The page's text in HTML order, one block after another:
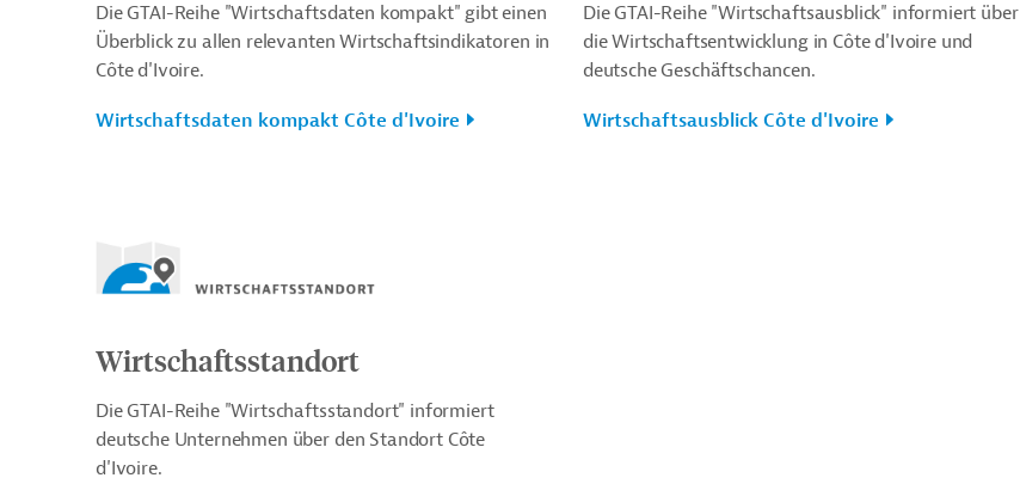
Die GTAI-Reihe "Wirtschaftsdaten kompakt" gibt einen
Überblick zu allen relevanten Wirtschaftsindikatoren in
Côte d'Ivoire.
Wirtschaftsdaten kompakt Côte d'Ivoire
Die GTAI-Reihe "Wirtschaftsausblick" informiert über
die Wirtschaftsentwicklung in Côte d'Ivoire und
deutsche Geschäftschancen.
Wirtschaftsausblick Côte d'Ivoire
Wirtschaftsstandort
Die GTAI-Reihe "Wirtschaftsstandort" informiert
deutsche Unternehmen über den Standort Côte
d'Ivoire.